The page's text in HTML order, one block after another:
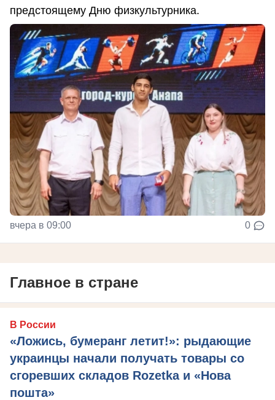
предстоящему Дню физкультурника.
вчера в 09:00 0
Главное в стране
В России
«Ложись, бумеранг летит!»: рыдающие
украинцы начали получать товары со
сгоревших складов Rozetka и «Нова
пошта»